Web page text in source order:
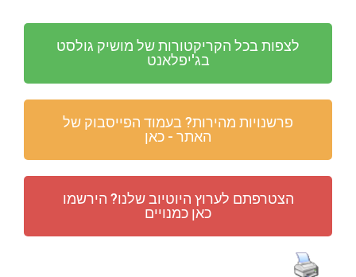
לצפות בכל הקריקטורות של מושיק גולסט
בג'יפלאנט
פרשנויות מהירות? בעמוד הפייסבוק של
האתר - כאן
הצטרפתם לערוץ היוטיוב שלנו? הירשמו
כאן כמנויים